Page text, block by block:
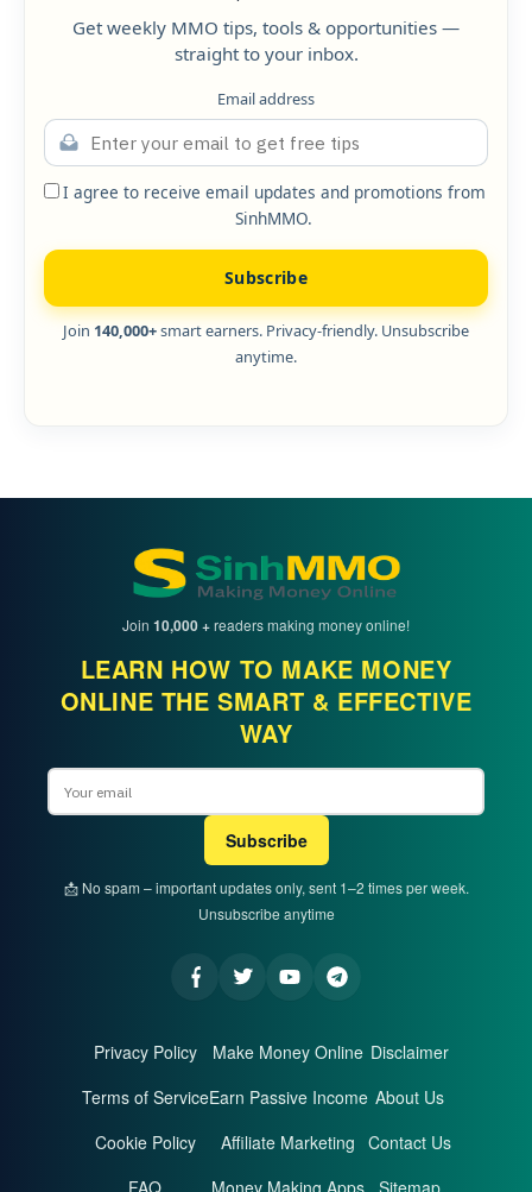
Get weekly MMO tips, tools & opportunities —
straight to your inbox.
Email address
I agree to receive email updates and promotions from
SinhMMO.
Subscribe
Join 140,000+smart earners. Privacy-friendly. Unsubscribe
anytime.
Join 10,000 +readers making money online!
LEARN HOW TO MAKE MONEY
ONLINE THE SMART & EFFECTIVE
WAY
Subscribe
📩 No spam – important updates only, sent 1–2 times per week.
Unsubscribe anytime
Privacy Policy
Terms of Service
Cookie Policy
FAQ
Make Money Online
Earn Passive Income
Affiliate Marketing
Money Making Apps
Disclaimer
About Us
Contact Us
Sitemap